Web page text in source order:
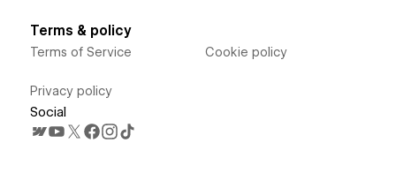
Terms & policy
Terms of Service
Privacy policy
Cookie policy
Social